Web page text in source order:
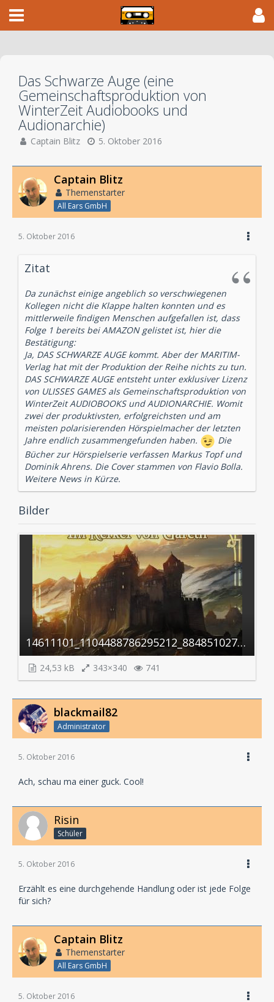
Das Schwarze Auge (eine
Gemeinschaftsproduktion von
WinterZeit Audiobooks und
Audionarchie)
Captain Blitz 5. Oktober 2016
Captain Blitz
Themenstarter
All Ears GmbH
5. Oktober 2016
Zitat
Da zunächst einige angeblich so verschwiegenen
Kollegen nicht die Klappe halten konnten und es
mittlerweile findigen Menschen aufgefallen ist, dass
Folge 1 bereits bei AMAZON gelistet ist, hier die
Bestätigung:
Ja, DAS SCHWARZE AUGE kommt. Aber der MARITIM-
Verlag hat mit der Produktion der Reihe nichts zu tun.
DAS SCHWARZE AUGE entsteht unter exklusiver Lizenz
von ULISSES GAMES als Gemeinschaftsproduktion von
WinterZeit AUDIOBOOKS und AUDIONARCHIE. Womit
zwei der produktivsten, erfolgreichsten und am
meisten polarisierenden Hörspielmacher der letzten
Jahre endlich zusammengefunden haben.
Die
Bücher zur Hörspielserie verfassen Markus Topf und
Dominik Ahrens. Die Cover stammen von Flavio Bolla.
Weitere News in Kürze.
Bilder
14611101_1104488786295212_8848510279764916784_n.jpg
24,53 kB 343×340 741
blackmail82
Administrator
5. Oktober 2016
Ach, schau ma einer guck. Cool!
Risin
Schüler
5. Oktober 2016
Erzählt es eine durchgehende Handlung oder ist jede Folge
für sich?
Captain Blitz
Themenstarter
All Ears GmbH
5. Oktober 2016